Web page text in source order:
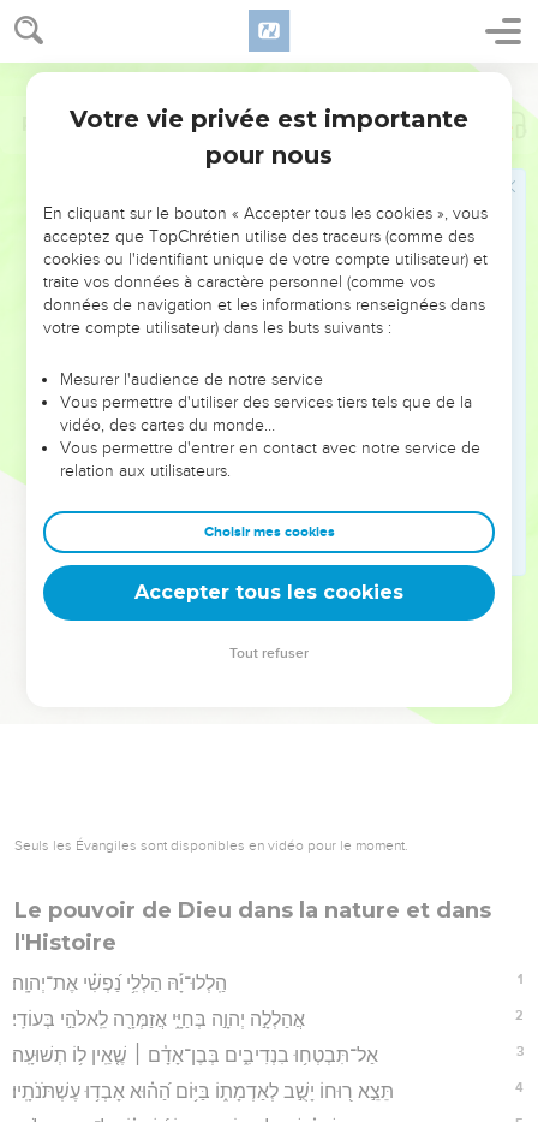
NE MANQUEZ PAS L’ÉVÉNEMENT
DE L’ANNÉE !
ET SI LEURS ERREURS POUVAIENT VOUS ÉVITER LES
VOTRES ?
leur foi ou leur vision. Mais on voit moins les doutes, les erreurs
et les saisons difficiles qu'ils ont traversés, alors même que ce
sont elles qui les ont façonnés.
Dans cette conférence, leaders, entrepreneurs, et responsables
clés pour avancer avec plus de sagesse afin que leurs erreurs
deviennent vos tremplins. Que vous guidiez un ministère, une
équipe, un groupe ou une famille, leur expérience est faite
Psaumes 146
Seuls les Évangiles sont disponibles en vidéo pour le moment.
Le pouvoir de Dieu dans la nature et dans
l'Histoire
1 הַֽלְלוּ־יָ֡הּ הַלְלִ֥י נַ֝פְשִׁ֗י אֶת־יְהוָֽה׃
2 אֲהַלְלָ֣ה יְהוָ֣ה בְּחַיָּ֑י אֲזַמְּרָ֖ה לֵֽאלֹהַ֣י בְּעוֹדִֽי׃
3 אַל־תִּבְטְח֥וּ בִנְדִיבִ֑ים בְּבֶן־אָדָ֓ם ׀ שֶׁ֤אֵֽין ל֥וֹ תְשׁוּעָֽה׃
4 תֵּצֵ֣א ר֭וּחוֹ יָשֻׁ֣ב לְאַדְמָת֑וֹ בַּיּ֥וֹם הַ֝ה֗וּא אָבְד֥וּ עֶשְׁתֹּנֹתָֽיו׃
Votre vie privée est importante
pour nous
En cliquant sur le bouton « Accepter tous les cookies », vous
acceptez que TopChrétien utilise des traceurs (comme des
cookies ou l'identifiant unique de votre compte utilisateur) et
traite vos données à caractère personnel (comme vos
données de navigation et les informations renseignées dans
votre compte utilisateur) dans les buts suivants :
Mesurer l'audience de notre service
Vous permettre d'utiliser des services tiers tels que de la
vidéo, des cartes du monde…
Vous permettre d'entrer en contact avec notre service de
relation aux utilisateurs.
Choisir mes cookies
Accepter tous les cookies
Tout refuser